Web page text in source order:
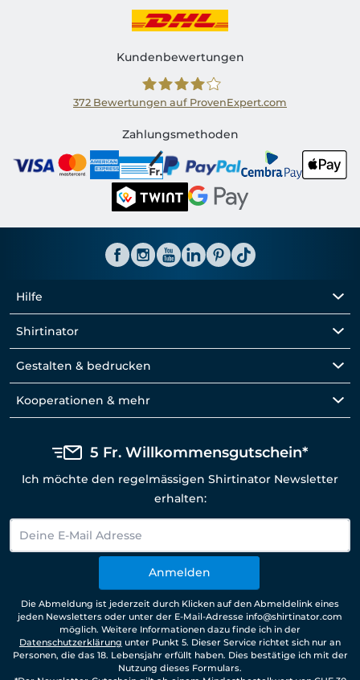
Kundenbewertungen
Shirtinator CH
372 Bewertungen auf ProvenExpert.com
Zahlungsmethoden
Hilfe
Shirtinator
Gestalten & bedrucken
Kooperationen & mehr
5 Fr. Willkommensgutschein*
Ich möchte den regelmässigen Shirtinator Newsletter
erhalten:
Anmelden
Die Abmeldung ist jederzeit durch Klicken auf den Abmeldelink eines
jeden Newsletters oder unter der E-Mail-Adresse info@shirtinator.com
möglich. Weitere Informationen dazu finde ich in der
Datenschutzerklärung unter Punkt 5. Dieser Service richtet sich nur an
Personen, die das 18. Lebensjahr erfüllt haben. Dies bestätige ich mit der
Nutzung dieses Formulars.